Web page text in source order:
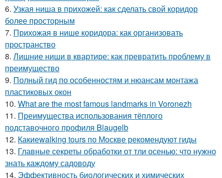
6. Узкая ниша в прихожей: как сделать свой коридор
более просторным
7. Прихожая в нише коридора: как организовать
пространство
8. Лишние ниши в квартире: как превратить проблему в
преимущество
9. Полный гид по особенностям и нюансам монтажа
пластиковых окон
10. What are the most famous landmarks in Voronezh
11. Преимущества использования тёплого
подставочного профиля Blaugelb
12. Какиеwalking tours по Москве рекомендуют гиды
13. Главные секреты обработки от тли осенью: что нужно
знать каждому садоводу
14. Эффективность биологических и химических